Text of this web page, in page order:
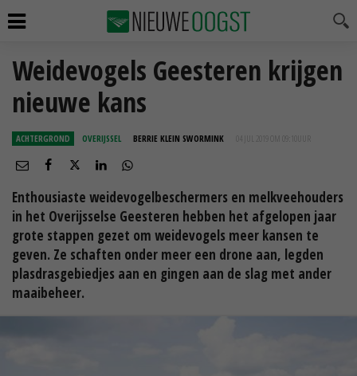
Weidevogels Geesteren krijgen
nieuwe kans
ACHTERGROND OVERIJSSEL BERRIE KLEIN SWORMINK 04 JUL 2019 OM 09:10
Enthousiaste weidevogelbeschermers en melkveehouders
in het Overijsselse Geesteren hebben het afgelopen jaar
grote stappen gezet om weidevogels meer kansen te
geven. Ze schaften onder meer een drone aan, legden
plasdrasgebiedjes aan en gingen aan de slag met ander
maaibeheer.